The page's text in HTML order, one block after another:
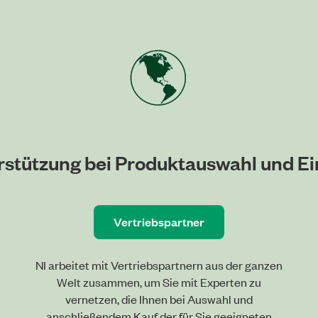
bei Produktauswahl und
Vertriebspartner
NI arbeitet mit Vertriebspartnern aus der ganzen
Welt zusammen, um Sie mit Experten zu
vernetzen, die Ihnen bei Auswahl und